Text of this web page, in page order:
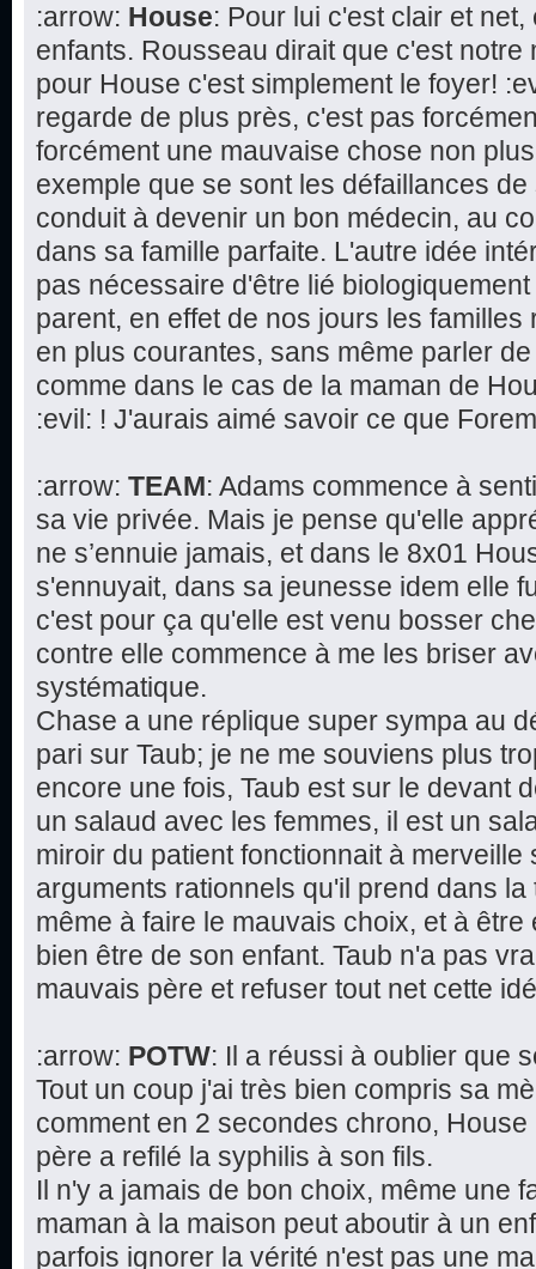
:arrow: House: Pour lui c'est clair et
enfants. Rousseau dirait que c'est notre
pour House c'est simplement le foyer!
regarde de plus près, c'est pas
forcément une mauvaise chose non
exemple que se sont les défaillances
conduit à devenir un bon médecin, au
dans sa famille parfaite. L'autre idée
pas nécessaire d'être lié
parent, en effet de nos jours les
en plus courantes, sans même parler
comme dans le cas de la maman de
:evil: ! J'aurais aimé savoir ce que
:arrow: TEAM: Adams commence à
sa vie privée. Mais je pense qu'elle
ne s’ennuie jamais, et dans le 8x01
s'ennuyait, dans sa jeunesse idem elle
c'est pour ça qu'elle est venu bosser
contre elle commence à me les briser
systématique.
Chase a une réplique super sympa au
pari sur Taub; je ne me souviens plus
encore une fois, Taub est sur le devant
un salaud avec les femmes, il est un
miroir du patient fonctionnait à
arguments rationnels qu'il prend dans
même à faire le mauvais choix, et à
bien être de son enfant. Taub n'a pas
mauvais père et refuser tout net cette
:arrow: POTW: Il a réussi à oublier que
Tout un coup j'ai très bien compris sa
comment en 2 secondes chrono,
père a refilé la syphilis à son fils.
Il n'y a jamais de bon choix, même une
maman à la maison peut aboutir à un
parfois ignorer la vérité n'est pas une